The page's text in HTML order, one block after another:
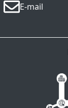
E-mail